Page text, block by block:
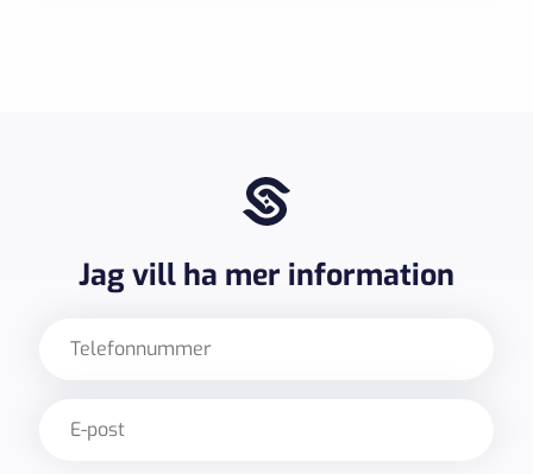
Jag vill ha mer information
post(Obligatoriskt)